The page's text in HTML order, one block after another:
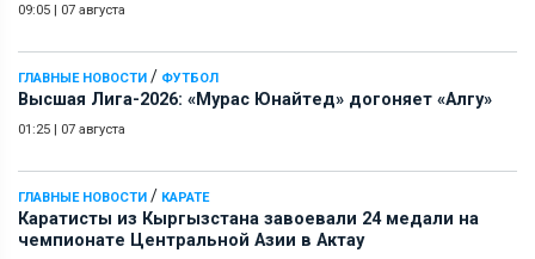
09:05 | 07 августа
ГЛАВНЫЕ НОВОСТИ / ФУТБОЛ
Высшая Лига-2026: «Мурас Юнайтед» догоняет «Алгу»
01:25 | 07 августа
ГЛАВНЫЕ НОВОСТИ / КАРАТЕ
Каратисты из Кыргызстана завоевали 24 медали на
чемпионате Центральной Азии в Актау